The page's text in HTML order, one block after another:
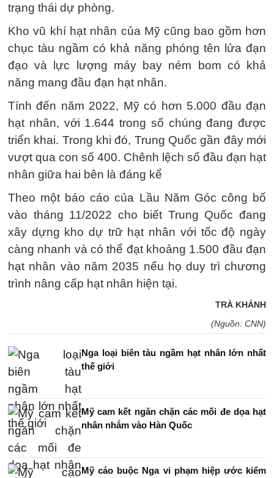
trạng thái dự phòng.
Kho vũ khí hạt nhân của Mỹ cũng bao gồm hơn
chục tàu ngầm có khả năng phóng tên lửa đạn
đạo và lực lượng máy bay ném bom có ​​khả
năng mang đầu đạn hạt nhân.
Tính đến năm 2022, Mỹ có hơn 5.000 đầu đạn
hạt nhân, với 1.644 trong số chúng đang được
triển khai. Trong khi đó, Trung Quốc gần đây mới
vượt qua con số 400. Chênh lệch số đầu đạn hạt
nhân giữa hai bên là đáng kể
Theo một báo cáo của Lầu Năm Góc công bố
vào tháng 11/2022 cho biết Trung Quốc đang
xây dựng kho dự trữ hạt nhân với tốc độ ngày
càng nhanh và có thể đạt khoảng 1.500 đầu đạn
hạt nhân vào năm 2035 nếu họ duy trì chương
trình nâng cấp hạt nhân hiện tại.
TRÀ KHÁNH
(Nguồn: CNN)
Nga loại biên tàu ngầm hạt nhân lớn nhất
thế giới
Mỹ cam kết ngăn chặn các mối đe dọa hạt
nhân nhắm vào Hàn Quốc
Mỹ cáo buộc Nga vi phạm hiệp ước kiểm